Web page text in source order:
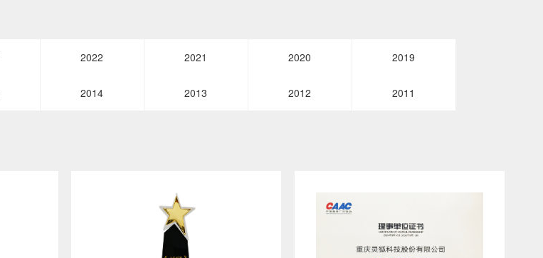
2022 2021 2020 2019
2014 2013 2012 2011